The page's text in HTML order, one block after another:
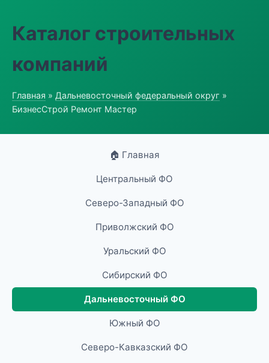
Каталог строительных
компаний
Главная » Дальневосточный федеральный округ »
БизнесСтрой Ремонт Мастер
🏠 Главная
Центральный ФО
Северо-Западный ФО
Приволжский ФО
Уральский ФО
Сибирский ФО
Дальневосточный ФО
Южный ФО
Северо-Кавказский ФО